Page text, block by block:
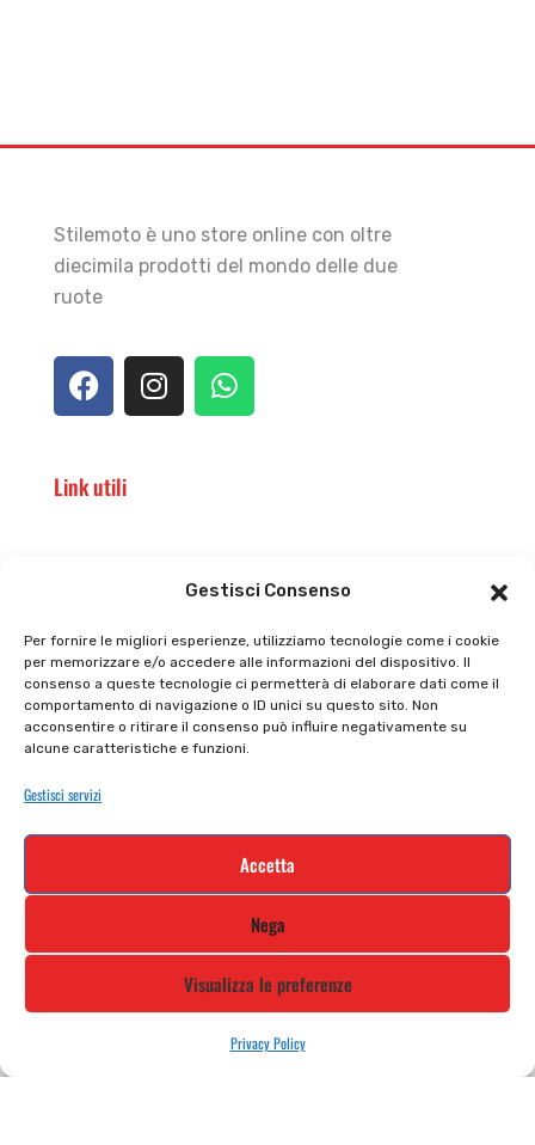
Gestisci Consenso
Per fornire le migliori esperienze, utilizziamo tecnologie come i cookie
per memorizzare e/o accedere alle informazioni del dispositivo. Il
consenso a queste tecnologie ci permetterà di elaborare dati come il
comportamento di navigazione o ID unici su questo sito. Non
acconsentire o ritirare il consenso può influire negativamente su
alcune caratteristiche e funzioni.
Gestisci servizi
Accetta
Nega
Visualizza le preferenze
Privacy Policy
Stilemoto è uno store online con oltre
diecimila prodotti del mondo delle due
ruote
Link utili
Privacy policy
Cookie policy
Tutti prodotti
Termini e condizioni
Iscriviti alla nostra newsletter e rimani